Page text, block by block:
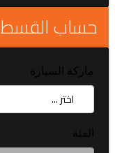
حساب القسط
ماركة السيارة
الفئة